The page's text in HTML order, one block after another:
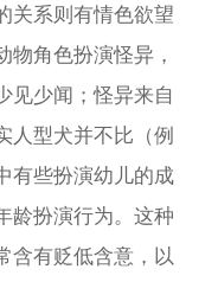
关系则有情色欲望
物角色扮演怪异，
见少闻；怪异来自
人型犬并不比（例
有些扮演幼儿的成
龄扮演行为。这种
含有贬低含意，以